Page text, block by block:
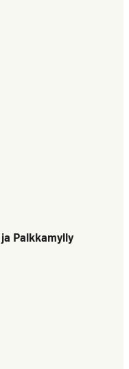
Palkkamylly